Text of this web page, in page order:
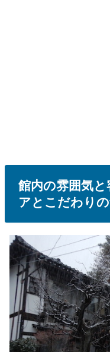
館内の雰囲気
アとこだわり